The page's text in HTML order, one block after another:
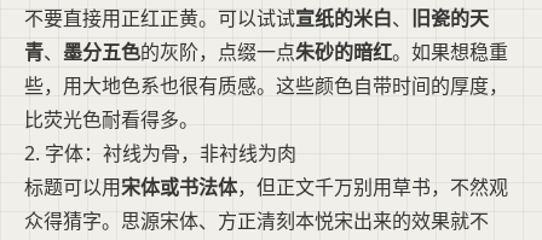
不要直接用正红正黄。可以试试宣纸的米白、
旧瓷的天
青、 墨分五色的灰阶，点缀一点朱砂的暗红。如果想稳重
些，用大地色系也很有质感。这些颜色自带时间的厚度，
比荧光色耐看得多。
2. 字体：衬线为骨，非衬线为肉
标题可以用宋体或书法体，但正文千万别用草书，不然观
众得猜字。思源宋体、方正清刻本悦宋出来的效果就不